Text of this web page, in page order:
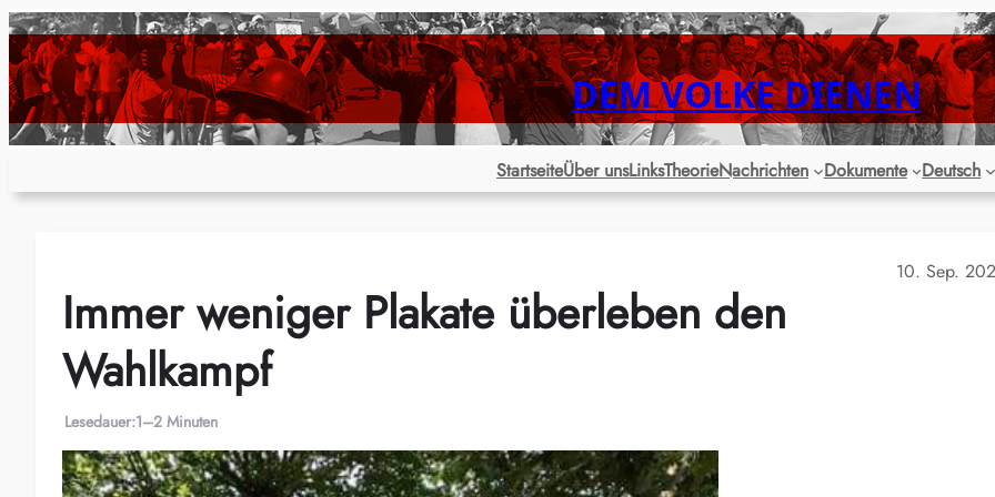
Zum
Inhalt
springen
DEM VOLKE DIENEN
StartseiteÜber unsLinksTheorieNachrichten Dokumente Deutsch
10. Sep.
Immer weniger Plakate überleben den
Wahlkampf
Lesedauer:1–2 Minuten